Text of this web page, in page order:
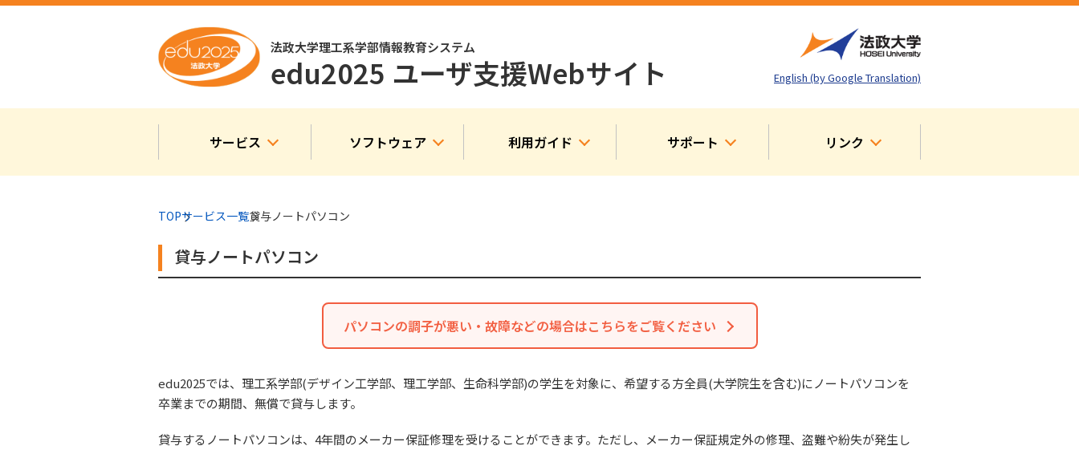
法政大学理工系学部情報教育システム
edu2025 ユーザ支援Webサイト English (by Google Translation)
サービス ソフトウェア 利用ガイド サポート リンク
TOPサービス一覧貸与ノートパソコン
貸与ノートパソコン
パソコンの調子が悪い・故障などの場合はこちらをご覧ください
edu2025では、理工系学部(デザイン工学部、理工学部、生命科学部)の学生を対象に、希望する方全員(大学院生を含む)にノートパソコンを
卒業までの期間、無償で貸与します。
貸与するノートパソコンは、4年間のメーカー保証修理を受けることができます。ただし、メーカー保証規定外の修理、盗難や紛失が発生し